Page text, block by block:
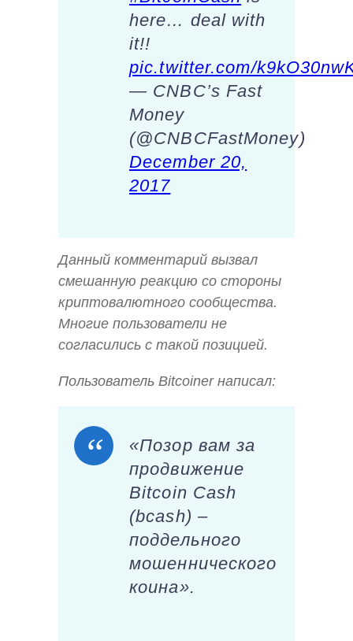
here… deal with
it!!
pic.twitter.com/
— CNBC’s Fast
Money
(@CNBCFastMoney)
December 20,
2017
Данный комментарий вызвал
смешанную реакцию со стороны
криптовалютного сообщества.
Многие пользователи не
согласились с такой позицией.
Пользователь Bitcoiner написал:
«Позор вам за
продвижение
Bitcoin Cash
(bcash) –
поддельного
мошеннического
коина».